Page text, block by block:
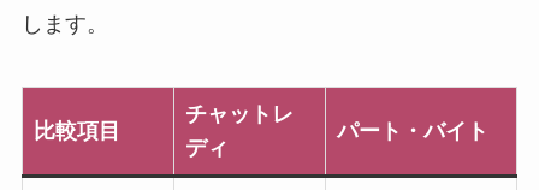
します。
比較項目
チャットレ
ディ
パート・バイト